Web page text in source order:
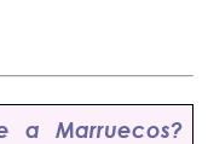
a Marruecos?